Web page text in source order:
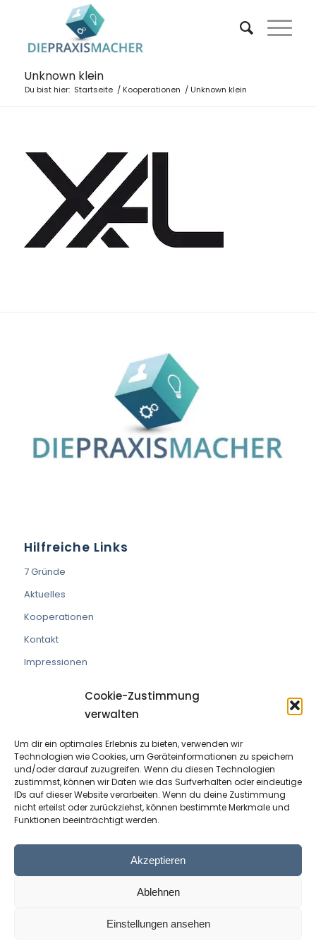
Cookie-Zustimmung
verwalten
Um dir ein optimales Erlebnis zu bieten, verwenden wir
Technologien wie Cookies, um Geräteinformationen zu speichern
und/oder darauf zuzugreifen. Wenn du diesen Technologien
zustimmst, können wir Daten wie das Surfverhalten oder eindeutige
IDs auf dieser Website verarbeiten. Wenn du deine Zustimmung
nicht erteilst oder zurückziehst, können bestimmte Merkmale und
Funktionen beeinträchtigt werden.
Akzeptieren
Ablehnen
Einstellungen ansehen
Unknown klein
Du bist hier: Startseite / Kooperationen / Unknown klein
Hilfreiche Links
7 Gründe
Aktuelles
Kooperationen
Kontakt
Impressionen
VEREIN DIE PRAXISMACHER
ZVR Nummer:191908529
Kontaktperson:Wolfram Allinger-Csollich
Mentlgasse 1, 6020 Innsbruck
Email:info@diepraxismacher.at
+43 512 209096